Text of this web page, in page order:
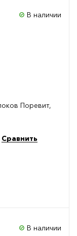
В наличии
Поревит,
Сравнить
В наличии